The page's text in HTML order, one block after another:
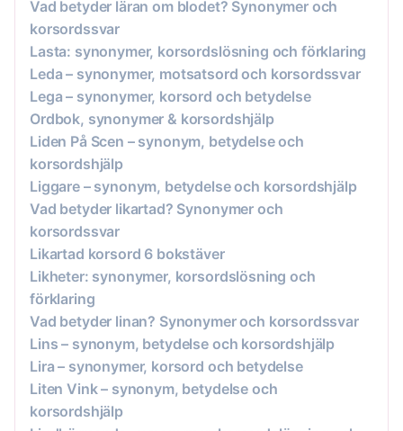
Vad betyder läran om blodet? Synonymer och
korsordssvar
Lasta: synonymer, korsordslösning och förklaring
Leda – synonymer, motsatsord och korsordssvar
Lega – synonymer, korsord och betydelse
Ordbok, synonymer & korsordshjälp
Liden På Scen – synonym, betydelse och
korsordshjälp
Liggare – synonym, betydelse och korsordshjälp
Vad betyder likartad? Synonymer och
korsordssvar
Likartad korsord 6 bokstäver
Likheter: synonymer, korsordslösning och
förklaring
Vad betyder linan? Synonymer och korsordssvar
Lins – synonym, betydelse och korsordshjälp
Lira – synonymer, korsord och betydelse
Liten Vink – synonym, betydelse och
korsordshjälp